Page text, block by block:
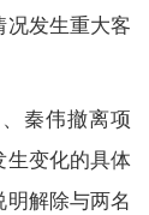
发生重大客
秦伟撤离项
生变化的具体
解除与两名